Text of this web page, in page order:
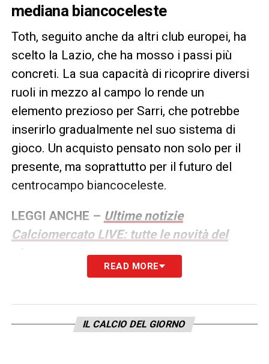
mediana biancoceleste
Toth, seguito anche da altri club europei, ha
scelto la Lazio, che ha mosso i passi più
concreti. La sua capacità di ricoprire diversi
ruoli in mezzo al campo lo rende un
elemento prezioso per Sarri, che potrebbe
inserirlo gradualmente nel suo sistema di
gioco. Un acquisto pensato non solo per il
presente, ma soprattutto per il futuro del
centrocampo biancoceleste.
LEGGI ANCHE – Ultime notizie
Calciomercato LIVE: tutte le novità del
READ MORE
IL CALCIO DEL GIORNO